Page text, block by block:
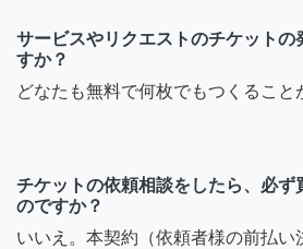
サービスやリクエストのチケットの
すか？
どなたも無料で何枚でもつくること
チケットの依頼相談をしたら、必ず
のですか？
いいえ。本契約（依頼者様の前払い